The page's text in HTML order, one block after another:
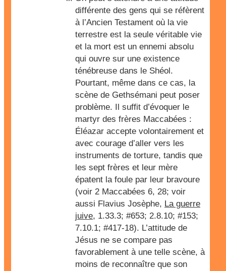
différente des gens qui se réfèrent
à l’Ancien Testament où la vie
terrestre est la seule véritable vie
et la mort est un ennemi absolu
qui ouvre sur une existence
ténébreuse dans le Shéol.
Pourtant, même dans ce cas, la
scène de Gethsémani peut poser
problème. Il suffit d’évoquer le
martyr des frères Maccabées :
Éléazar accepte volontairement et
avec courage d’aller vers les
instruments de torture, tandis que
les sept frères et leur mère
épatent la foule par leur bravoure
(voir 2 Maccabées 6, 28; voir
aussi Flavius Josèphe, La guerre
juive, 1.33.3; #653; 2.8.10; #153;
7.10.1; #417-18). L’attitude de
Jésus ne se compare pas
favorablement à une telle scène, à
moins de reconnaître que son